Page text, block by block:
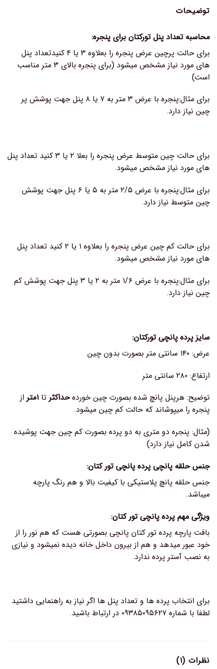
توضیحات
محاسبه تعداد پنل تورکتان برای پنجره:
برای حالت پرچین عرض پنجره را بعلاوه ۳ یا ۴ کنیدتعداد پنل
های مورد نیاز مشخص میشود (برای پنجره بالای ۳ متر مناسب
است)
برای مثال:پنجره با عرض ۳ متر به ۷ یا ۸ پنل جهت پوشش پر
چین نیاز دارد.
برای حالت چین متوسط عرض پنجره را بعلا ۲ یا ۳ کنید تعداد پنل
های مورد نیاز مشخص میشود.
برای مثال:پنجره با عرض ۲/۵ متر به ۵ یا ۶ پنل جهت پوشش
چین متوسط نیاز دارد.
برای حالت کم چین عرض پنجره را بعلاوه ۱ یا ۲ کنید تعداد پنل
های مورد نیاز مشخص میشود.
برای مثال:پنجره با عرض ۱/۶ متر به ۲ یا ۳ پنل جهت پوشش کم
چین نیاز دارد.
سایز پرده پانچی تورکتان:
عرض: ۱۴۰ سانتی متر بصورت بدون چین
ارتفاع: ۲۸۰ سانتی متر
توضیح: هرپنل پانچ شده بصورت چین خوردهحداکثر تا ۱متر
از
پنجره را میپوشاند که حالت کم چین میشود.
(مثال: پنجره دو متری به دو پرده بصورت کم چین جهت پوشیده
شدن کامل نیاز دارد)
جنس حلقه پانچی پرده پانچی تور کتان:
جنس حلقه پانچ پلاستیکی با کیفیت بالا و هم رنگ پارچه
میباشد.
ویژگی مهم پرده پانچی تور کتان:
بافت پارچه پرده تور کتان پانچی بصورتی هست که هم نور را از
خود عبور میدهد و هم از بیرون داخل خانه دیده نمیشود و نیازی
به نصب آستر پرده ندارد.
برای انتخاب پرده ها و تعداد پنل ها اگر نیاز به راهنمایی داشتید
لطفا با شماره ۰۹۳۸۵۰۹۵۶۲۷ در ارتباط باشید.
نظرات (۱)